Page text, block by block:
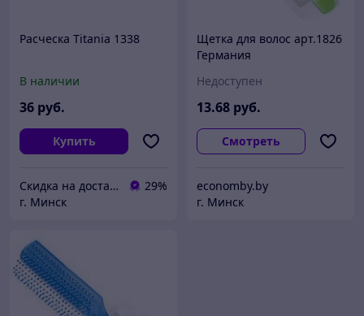
Расческа Titania 1338
В наличии
36 руб.
Купить
Скидка на доставку 21 векбай
29%
г. Минск
Щетка для волос арт.1826
Германия
Недоступен
13.68 руб.
Смотреть
economby.by
г. Минск